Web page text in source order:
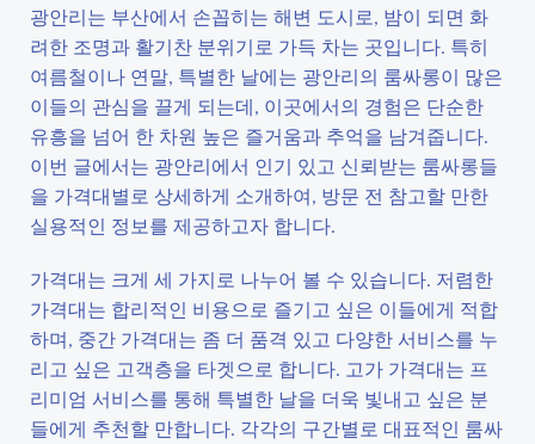
광안리는 부산에서 손꼽히는 해변 도시로, 밤이 되면 화
려한 조명과 활기찬 분위기로 가득 차는 곳입니다. 특히
여름철이나 연말, 특별한 날에는 광안리의 룸싸롱이 많은
이들의 관심을 끌게 되는데, 이곳에서의 경험은 단순한
유흥을 넘어 한 차원 높은 즐거움과 추억을 남겨줍니다.
이번 글에서는 광안리에서 인기 있고 신뢰받는 룸싸롱들
을 가격대별로 상세하게 소개하여, 방문 전 참고할 만한
실용적인 정보를 제공하고자 합니다.
가격대는 크게 세 가지로 나누어 볼 수 있습니다. 저렴한
가격대는 합리적인 비용으로 즐기고 싶은 이들에게 적합
하며, 중간 가격대는 좀 더 품격 있고 다양한 서비스를 누
리고 싶은 고객층을 타겟으로 합니다. 고가 가격대는 프
리미엄 서비스를 통해 특별한 날을 더욱 빛내고 싶은 분
들에게 추천할 만합니다. 각각의 구간별로 대표적인 룸싸